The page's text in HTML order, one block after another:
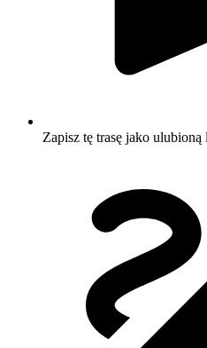
Zapisz tę trasę jako